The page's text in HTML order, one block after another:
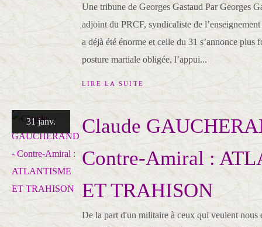
Une tribune de Georges Gastaud Par Georges
adjoint du PRCF, syndicaliste de
a déjà été énorme et celle du 31 s’annonce plus
posture martiale obligée, l’appui...
LIRE LA SUITE
31 janv.
Claude
Contre-Amiral :
ET TRAHISON
De la part d'un militaire à ceux qui veulent nous